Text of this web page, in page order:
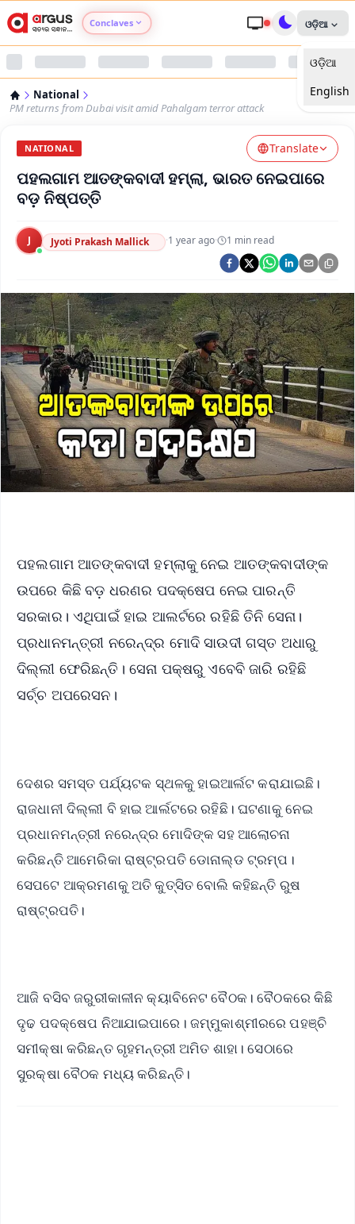
Conclaves
Argus Nari Shakti
Argus Health Connect
Argus Swaad Odisha
Argus Chalo Dekhein Apna Desh
ଓଡ଼ିଆ
ଓଡ଼ିଆ
English
National
PM returns from Dubai visit amid Pahalgam terror attack
NATIONAL Translate
ପହଲଗାମ ଆତଙ୍କବାଦୀ ହମ୍‌ଲା, ଭାରତ ନେଇପାରେ
ବଡ଼ ନିଷ୍ପତ୍ତି
J Jyoti Prakash Mallick ·1 year ago· 1 min read
ପହଲଗାମ ଆତଙ୍କବାଦୀ ହମ୍‌ଲାକୁ ନେଇ ଆତଙ୍କବାଦୀଙ୍କ
ଉପରେ କିଛି ବଡ଼ ଧରଣର ପଦକ୍ଷେପ ନେଇ ପାରନ୍ତି
ସରକାର। ଏଥିପାଇଁ ହାଇ ଆଲର୍ଟରେ ରହିଛି ତିନି ସେନା।
ପ୍ରଧାନମନ୍ତ୍ରୀ ନରେନ୍ଦ୍ର ମୋଦି ସାଉଦୀ ଗସ୍ତ ଅଧାରୁ
ଦିଲ୍ଲୀ ଫେରିଛନ୍ତି। ସେନା ପକ୍ଷରୁ ଏବେବି ଜାରି ରହିଛି
ସର୍ଚ୍ଚ ଅପରେସନ।
ଦେଶର ସମସ୍ତ ପର୍ଯ୍ୟଟକ ସ୍ଥଳକୁ ହାଇଆର୍ଲଟ କରାଯାଇଛି।
ରାଜଧାନୀ ଦିଲ୍ଲୀ ବି ହାଇ ଆର୍ଲଟରେ ରହିଛି। ଘଟଣାକୁ ନେଇ
ପ୍ରଧାନମନ୍ତ୍ରୀ ନରେନ୍ଦ୍ର ମୋଦିଙ୍କ ସହ ଆଲୋଚନା
କରିଛନ୍ତି ଆମେରିକା ରାଷ୍ଟ୍ରପତି ଡୋନାଲ୍ଡ ଟ୍ରମ୍ପ।
ସେପଟେ ଆକ୍ରମଣକୁ ଅତି କୁତ୍ସିତ ବୋଲି କହିଛନ୍ତି ରୁଷ
ରାଷ୍ଟ୍ରପତି।
ଆଜି ବସିବ ଜରୁରୀକାଳୀନ କ୍ୟାବିନେଟ ବୈଠକ। ବୈଠକରେ କିଛି
ଦୃଢ ପଦକ୍ଷେପ ନିଆଯାଇପାରେ। ଜମ୍ମୁକାଶ୍ମୀରରେ ପହଞ୍ଚି
ସମୀକ୍ଷା କରିଛନ୍ତ ଗୃହମନ୍ତ୍ରୀ ଅମିତ ଶାହା। ସେଠାରେ
ସୁରକ୍ଷା ବୈଠକ ମଧ୍ୟ କରିଛନ୍ତି।